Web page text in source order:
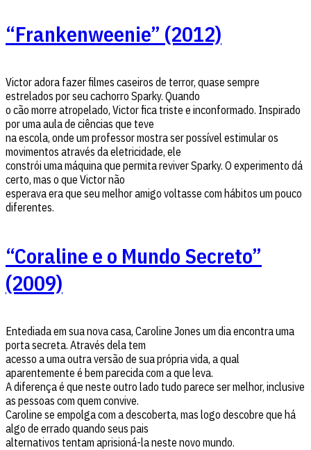
“Frankenweenie” (2012)
Victor adora fazer filmes caseiros de terror, quase sempre
estrelados por seu cachorro Sparky. Quando
o cão morre atropelado, Victor fica triste e inconformado. Inspirado
por uma aula de ciências que teve
na escola, onde um professor mostra ser possível estimular os
movimentos através da eletricidade, ele
constrói uma máquina que permita reviver Sparky. O experimento dá
certo, mas o que Victor não
esperava era que seu melhor amigo voltasse com hábitos um pouco
diferentes.
“Coraline e o Mundo Secreto”
(2009)
Entediada em sua nova casa, Caroline Jones um dia encontra uma
porta secreta. Através dela tem
acesso a uma outra versão de sua própria vida, a qual
aparentemente é bem parecida com a que leva.
A diferença é que neste outro lado tudo parece ser melhor, inclusive
as pessoas com quem convive.
Caroline se empolga com a descoberta, mas logo descobre que há
algo de errado quando seus pais
alternativos tentam aprisioná-la neste novo mundo.